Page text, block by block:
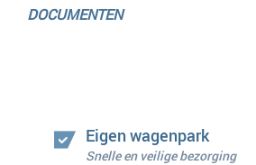
DOCUMENTEN
Eigen wagenpark
Snelle en veilige bezorging